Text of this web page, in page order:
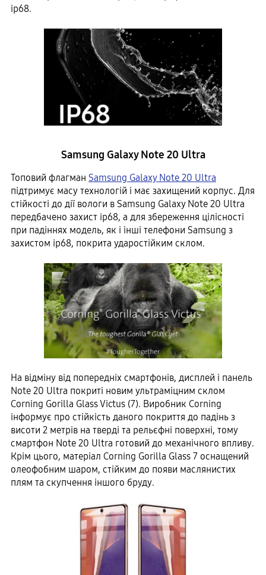
ip68.
Samsung Galaxy Note 20 Ultra
Топовий флагман Samsung Galaxy Note 20 Ultra
підтримує масу технологій і має захищений корпус. Для
стійкості до дії вологи в Samsung Galaxy Note 20 Ultra
передбачено захист ip68, а для збереження цілісності
при падіннях модель, як і інші телефони Samsung з
захистом ip68, покрита ударостійким склом.
На відміну від попередніх смартфонів, дисплей і панель
Note 20 Ultra покриті новим ультраміцним склом
Corning Gorilla Glass Victus (7). Виробник Corning
інформує про стійкість даного покриття до падінь з
висоти 2 метрів на тверді та рельєфні поверхні, тому
смартфон Note 20 Ultra готовий до механічного впливу.
Крім цього, матеріал Corning Gorilla Glass 7 оснащений
олеофобним шаром, стійким до появи маслянистих
плям та скупчення іншого бруду.